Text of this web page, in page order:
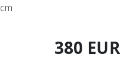
380 EUR